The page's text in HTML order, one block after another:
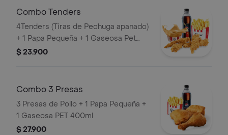
Combo Tenders
4Tenders (Tiras de Pechuga apanado)
+ 1 Papa Pequeña + 1 Gaseosa Pet
$ 23.900
Combo 3 Presas
3 Presas de Pollo + 1 Papa Pequeña +
1 Gaseosa PET 400ml
$ 27.900